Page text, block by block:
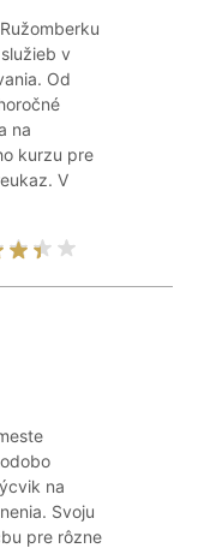
v
Od
na
kurzu pre
V
na
Svoju
pre rôzne